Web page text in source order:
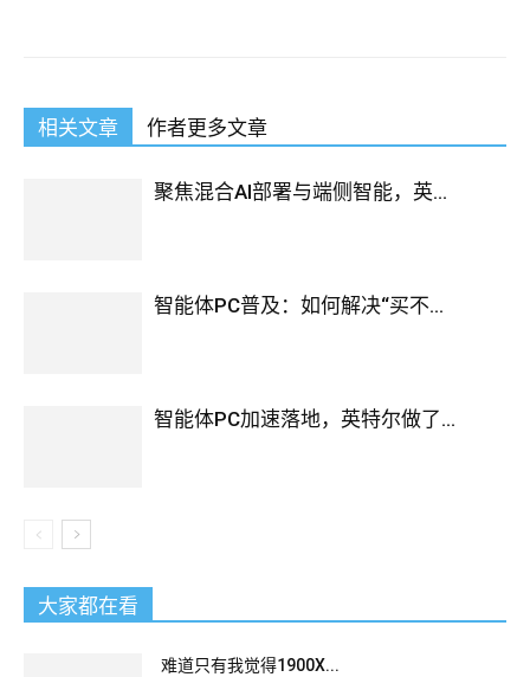
相关文章 作者更多文章
聚焦混合AI部署与端侧智能，英...
智能体PC普及：如何解决“买不...
智能体PC加速落地，英特尔做了...
大家都在看
难道只有我觉得1900X...